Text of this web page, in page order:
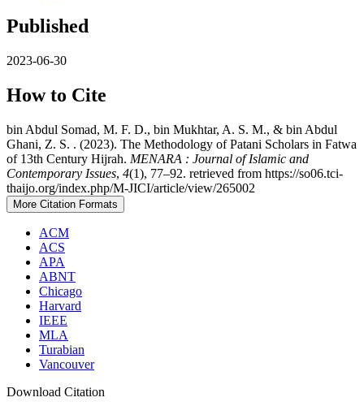
Published
2023-06-30
How to Cite
bin Abdul Somad, M. F. D., bin Mukhtar, A. S. M., & bin Abdul
Ghani, Z. S. . (2023). The Methodology of Patani Scholars in Fatwa
of 13th Century Hijrah. MENARA : Journal of Islamic and
Contemporary Issues, 4(1), 77–92. retrieved from https://so06.tci-
thaijo.org/index.php/M-JICI/article/view/265002
More Citation Formats
ACM
ACS
APA
ABNT
Chicago
Harvard
IEEE
MLA
Turabian
Vancouver
Download Citation